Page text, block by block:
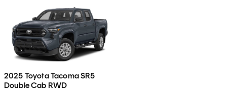
2025 Toyota Tacoma SR5
Double Cab RWD